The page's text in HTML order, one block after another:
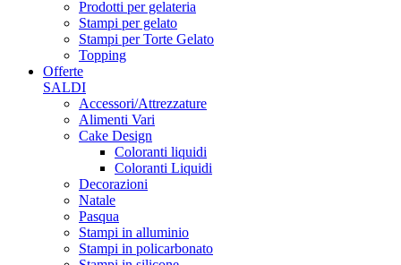
Prodotti per gelateria
Stampi per gelato
Stampi per Torte Gelato
Topping
Offerte
SALDI
Accessori/Attrezzature
Alimenti Vari
Cake Design
Coloranti liquidi
Coloranti Liquidi
Decorazioni
Natale
Pasqua
Stampi in alluminio
Stampi in policarbonato